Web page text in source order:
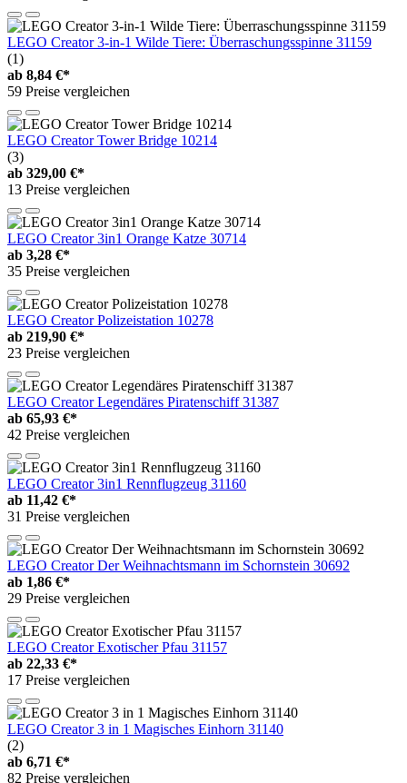
LEGO Creator 3-in-1 Wilde Tiere: Überraschungsspinne 31159
(1)
ab 8,84 €*
59 Preise vergleichen
LEGO Creator Tower Bridge 10214
(3)
ab 329,00 €*
13 Preise vergleichen
LEGO Creator 3in1 Orange Katze 30714
ab 3,28 €*
35 Preise vergleichen
LEGO Creator Polizeistation 10278
ab 219,90 €*
23 Preise vergleichen
LEGO Creator Legendäres Piratenschiff 31387
ab 65,93 €*
42 Preise vergleichen
LEGO Creator 3in1 Rennflugzeug 31160
ab 11,42 €*
31 Preise vergleichen
LEGO Creator Der Weihnachtsmann im Schornstein 30692
ab 1,86 €*
29 Preise vergleichen
LEGO Creator Exotischer Pfau 31157
ab 22,33 €*
17 Preise vergleichen
LEGO Creator 3 in 1 Magisches Einhorn 31140
(2)
ab 6,71 €*
82 Preise vergleichen